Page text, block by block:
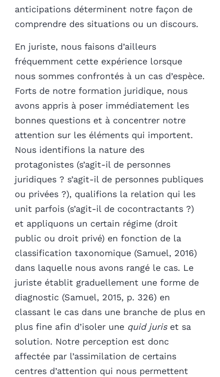
anticipations déterminent notre façon de
comprendre des situations ou un discours.
En juriste, nous faisons d’ailleurs
fréquemment cette expérience lorsque
nous sommes confrontés à un cas d’espèce.
Forts de notre formation juridique, nous
avons appris à poser immédiatement les
bonnes questions et à concentrer notre
attention sur les éléments qui importent.
Nous identifions la nature des
protagonistes (s’agit-il de personnes
juridiques ? s’agit-il de personnes publiques
ou privées ?), qualifions la relation qui les
unit parfois (s’agit-il de cocontractants ?)
et appliquons un certain régime (droit
public ou droit privé) en fonction de la
classification taxonomique (Samuel, 2016)
dans laquelle nous avons rangé le cas. Le
juriste établit graduellement une forme de
diagnostic (Samuel, 2015, p. 326) en
classant le cas dans une branche de plus en
plus fine afin d’isoler une quid juris et sa
solution. Notre perception est donc
affectée par l’assimilation de certains
centres d’attention qui nous permettent